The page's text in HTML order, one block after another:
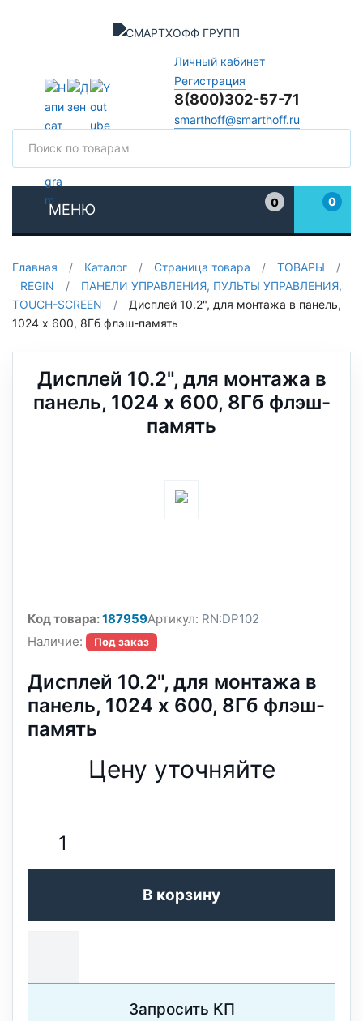
Личный кабинет
Регистрация
8(800)302-57-71
smarthoff@smarthoff.ru
МЕНЮ
0
0
Главная / Каталог / Страница товара / ТОВАРЫ
/
REGIN
/
ПАНЕЛИ УПРАВЛЕНИЯ, ПУЛЬТЫ УПРАВЛЕНИЯ,
TOUCH-SCREEN
/
Дисплей 10.2", для монтажа в панель,
1024 x 600, 8Гб флэш-память
Дисплей 10.2", для монтажа в
панель, 1024 x 600, 8Гб флэш-
память
Код товара:187959Артикул: RN:DP102
Наличие:
Под заказ
Дисплей 10.2", для монтажа в
панель, 1024 x 600, 8Гб флэш-
память
Цену уточняйте
В корзину
Запросить КП